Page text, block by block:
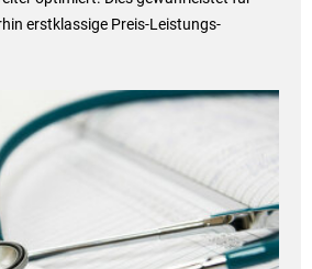
erstklassige Preis-Leistungs-